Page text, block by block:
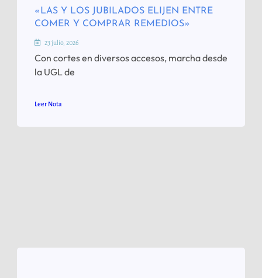
«LAS Y LOS JUBILADOS ELIJEN ENTRE
COMER Y COMPRAR REMEDIOS»
23 julio, 2026
Con cortes en diversos accesos, marcha desde
la UGL de
Leer Nota